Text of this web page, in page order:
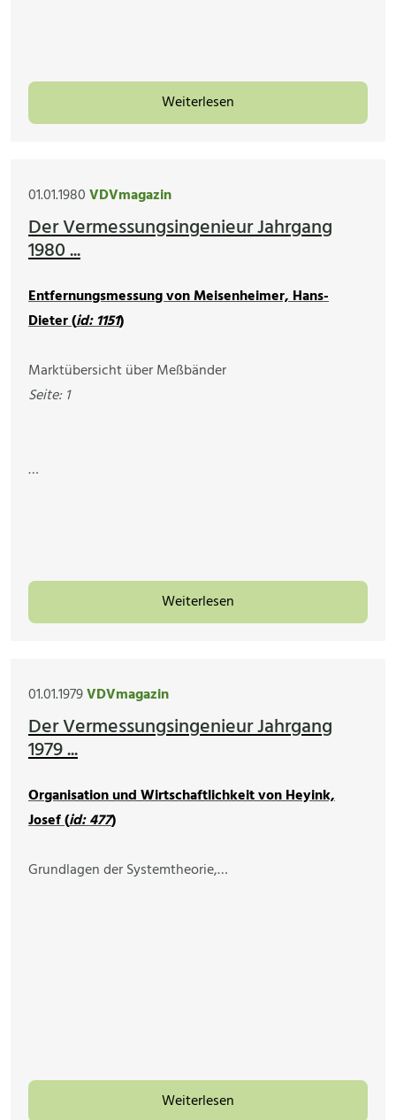
Weiterlesen
01.01.1980VDVmagazin
Der Vermessungsingenieur Jahrgang
1980 ...
Entfernungsmessung von Meisenheimer, Hans-
Dieter (id: 1151)
Marktübersicht über Meßbänder
Seite: 1
…
Weiterlesen
01.01.1979VDVmagazin
Der Vermessungsingenieur Jahrgang
1979 ...
Organisation und Wirtschaftlichkeit von Heyink,
Josef (id: 477)
Grundlagen der Systemtheorie,…
Weiterlesen